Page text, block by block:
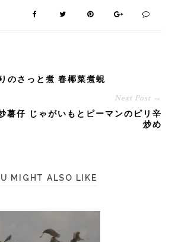
のさっと煮 春椰菜煮蜆
Next Post →
薯仔 じゃがいもとピーマンのピリ辛
炒め
MIGHT ALSO LIKE